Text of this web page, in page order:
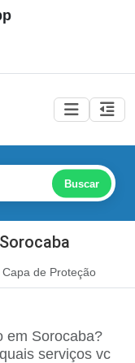
Buscar
Capa de Proteção
em Sorocaba?
serviços vc